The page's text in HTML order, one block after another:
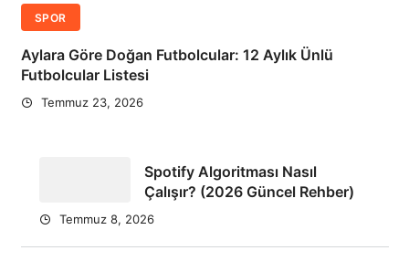
SPOR
Aylara Göre Doğan Futbolcular: 12 Aylık Ünlü
Futbolcular Listesi
Temmuz 23, 2026
Spotify Algoritması Nasıl
Çalışır? (2026 Güncel Rehber)
Temmuz 8, 2026